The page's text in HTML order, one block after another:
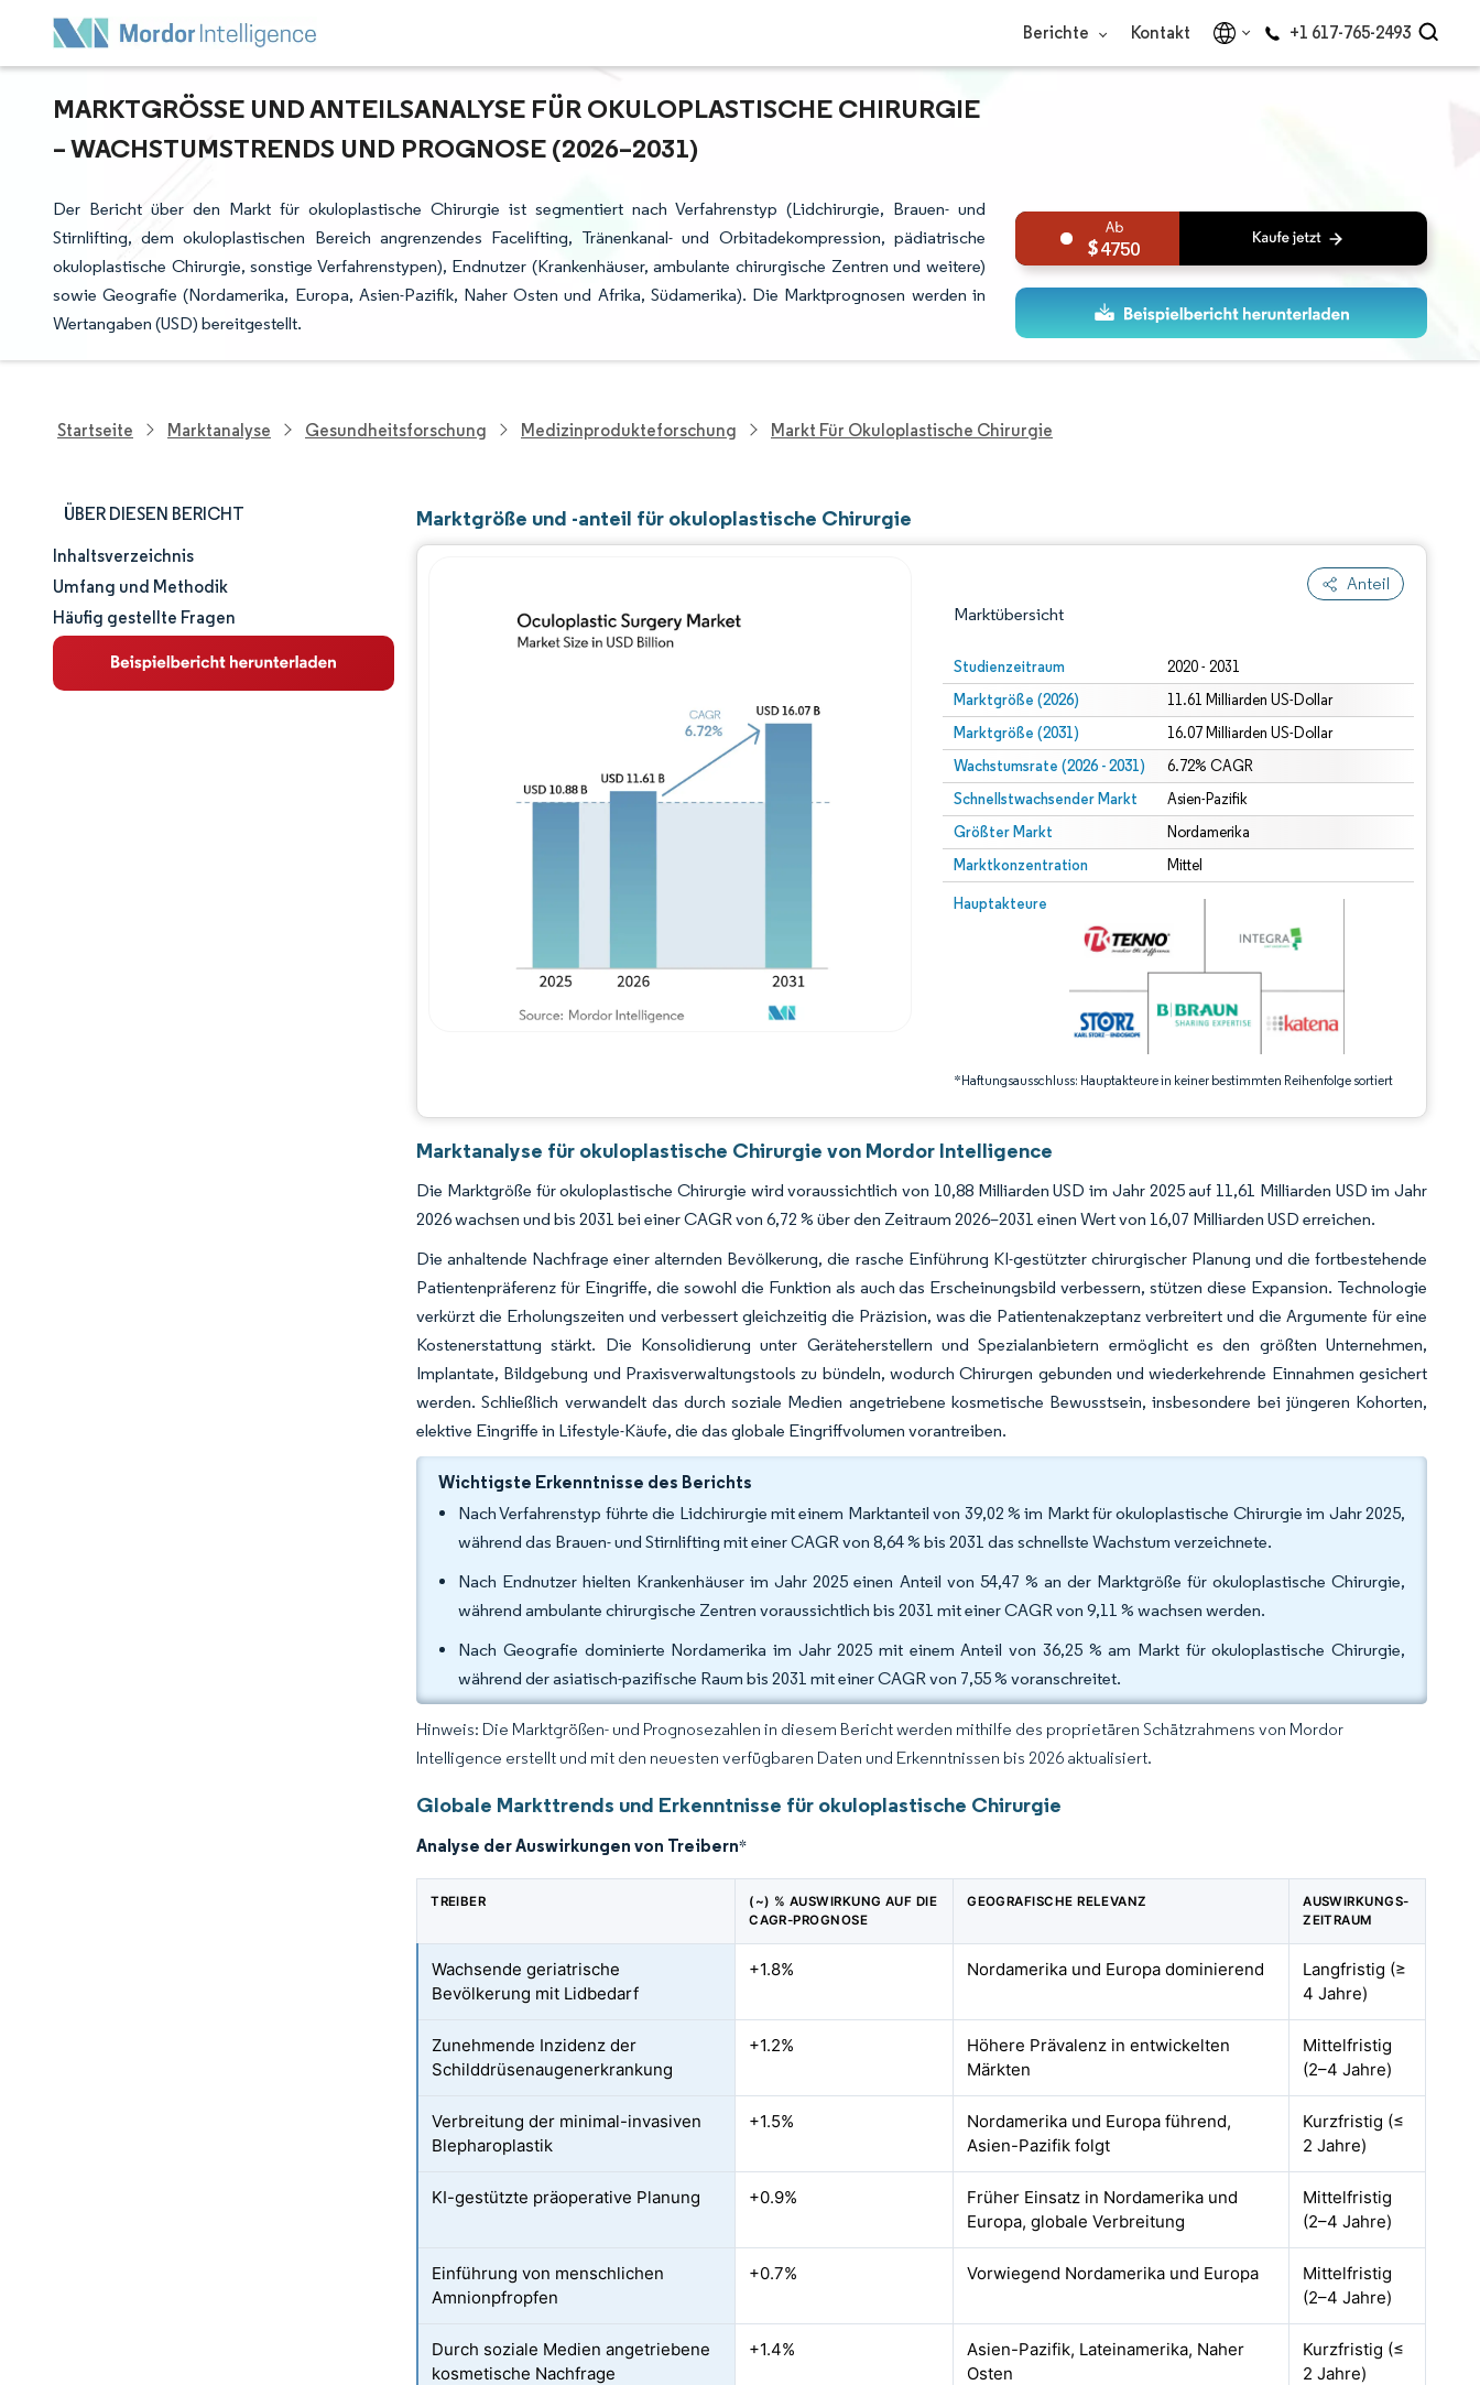
Berichte Kontakt +1 617-765-2493
MARKTGRÖSSE UND ANTEILSANALYSE FÜR OKULOPLASTISCHE CHIRURGIE –
WACHSTUMSTRENDS UND PROGNOSE (2026–2031)
Der Bericht über den Markt für okuloplastische Chirurgie ist segmentiert nach Verfahrenstyp (Lidchirurgie, Brauen- und
Stirnlifting, dem okuloplastischen Bereich angrenzendes Facelifting, Tränenkanal- und Orbitadekompression, pädiatrische
okuloplastische Chirurgie, sonstige Verfahrenstypen), Endnutzer (Krankenhäuser, ambulante chirurgische Zentren und weitere)
sowie Geografie (Nordamerika, Europa, Asien-Pazifik, Naher Osten und Afrika, Südamerika). Die Marktprognosen werden in
Wertangaben (USD) bereitgestellt.
4750
Startseite Marktanalyse Gesundheitsforschung Medizinprodukteforschung Markt Für Okuloplastische Chirurgie
ÜBER DIESEN BERICHT
Marktgröße und -anteil
Marktanalyse
Trends und Einblicke
Inhaltsverzeichnis
Umfang und Methodik
Häufig gestellte Fragen
Marktgröße und -anteil für okuloplastische Chirurgie
Anteil
Marktübersicht
Studienzeitraum 2020 - 2031
Marktgröße (2026) 11.61 Milliarden US-Dollar
Marktgröße (2031) 16.07 Milliarden US-Dollar
Wachstumsrate (2026 - 2031) 6.72% CAGR
Schnellstwachsender Markt Asien-Pazifik
Größter Markt Nordamerika
Marktkonzentration Mittel
Hauptakteure
*Haftungsausschluss: Hauptakteure in keiner bestimmten Reihenfolge sortiert
Bild © Mordor Intelligence. Wiederverwendung erfordert Namensnennung gemäß CC BY 4.0.
Bild © Mordor Intelligence. Wiederverwendung erfordert Namensnennung gemäß CC BY 4.0.
Marktanalyse für okuloplastische Chirurgie von Mordor Intelligence
Die Marktgröße für okuloplastische Chirurgie wird voraussichtlich von 10,88 Milliarden USD im Jahr 2025 auf 11,61 Milliarden USD im Jahr
2026 wachsen und bis 2031 bei einer CAGR von 6,72 % über den Zeitraum 2026–2031 einen Wert von 16,07 Milliarden USD erreichen.
Die anhaltende Nachfrage einer alternden Bevölkerung, die rasche Einführung KI-gestützter chirurgischer Planung und die fortbestehende
Patientenpräferenz für Eingriffe, die sowohl die Funktion als auch das Erscheinungsbild verbessern, stützen diese Expansion. Technologie
verkürzt die Erholungszeiten und verbessert gleichzeitig die Präzision, was die Patientenakzeptanz verbreitert und die Argumente für eine
Kostenerstattung stärkt. Die Konsolidierung unter Geräteherstellern und Spezialanbietern ermöglicht es den größten Unternehmen,
Implantate, Bildgebung und Praxisverwaltungstools zu bündeln, wodurch Chirurgen gebunden und wiederkehrende Einnahmen gesichert
werden. Schließlich verwandelt das durch soziale Medien angetriebene kosmetische Bewusstsein, insbesondere bei jüngeren Kohorten,
elektive Eingriffe in Lifestyle-Käufe, die das globale Eingriffvolumen vorantreiben.
Wichtigste Erkenntnisse des Berichts
Nach Verfahrenstyp führte die Lidchirurgie mit einem Marktanteil von 39,02 % im Markt für okuloplastische Chirurgie im Jahr 2025,
während das Brauen- und Stirnlifting mit einer CAGR von 8,64 % bis 2031 das schnellste Wachstum verzeichnete.
Nach Endnutzer hielten Krankenhäuser im Jahr 2025 einen Anteil von 54,47 % an der Marktgröße für okuloplastische Chirurgie,
während ambulante chirurgische Zentren voraussichtlich bis 2031 mit einer CAGR von 9,11 % wachsen werden.
Nach Geografie dominierte Nordamerika im Jahr 2025 mit einem Anteil von 36,25 % am Markt für okuloplastische Chirurgie,
während der asiatisch-pazifische Raum bis 2031 mit einer CAGR von 7,55 % voranschreitet.
Hinweis: Die Marktgrößen- und Prognosezahlen in diesem Bericht werden mithilfe des proprietären Schätzrahmens von Mordor
Intelligence erstellt und mit den neuesten verfügbaren Daten und Erkenntnissen bis 2026 aktualisiert.
Globale Markttrends und Erkenntnisse für okuloplastische Chirurgie
Analyse der Auswirkungen von Treibern*
TREIBER
(~) % AUSWIRKUNG AUF DIE
CAGR-PROGNOSE
GEOGRAFISCHE RELEVANZ
AUSWIRKUNGS-
ZEITRAUM
Wachsende geriatrische
Bevölkerung mit Lidbedarf
+1.8% Nordamerika und Europa dominierend
Langfristig (≥
4 Jahre)
Zunehmende Inzidenz der
Schilddrüsenaugenerkrankung
+1.2%
Höhere Prävalenz in entwickelten
Märkten
Mittelfristig
(2–4 Jahre)
Verbreitung der minimal-invasiven
Blepharoplastik
+1.5%
Nordamerika und Europa führend,
Asien-Pazifik folgt
Kurzfristig (≤
2 Jahre)
KI-gestützte präoperative Planung +0.9%
Früher Einsatz in Nordamerika und
Europa, globale Verbreitung
Mittelfristig
(2–4 Jahre)
Einführung von menschlichen
Amnionpfropfen
+0.7% Vorwiegend Nordamerika und Europa
Mittelfristig
(2–4 Jahre)
Durch soziale Medien angetriebene
kosmetische Nachfrage
+1.4%
Asien-Pazifik, Lateinamerika, Naher
Osten
Kurzfristig (≤
2 Jahre)